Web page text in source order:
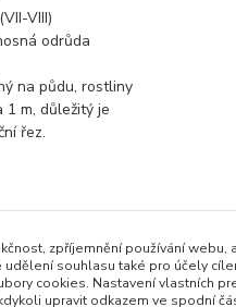
VIII)
odrůda
na půdu, rostliny
1 m, důležitý je
řez.
v kategoriích
zpříjemnění používání webu,
udělení souhlasu také pro účely
cookies. Nastavení vlastních
upravit odkazem ve spodní